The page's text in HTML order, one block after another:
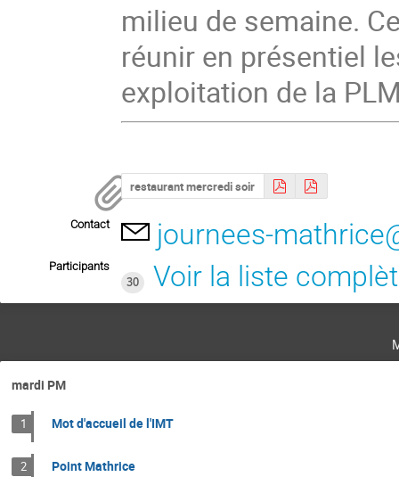
milieu de semaine.
réunir en présentiel
exploitation de la
restaurant mercredi soir
Contact journees-
Participants
30
Voir la liste
mardi PM
1 Mot d'accueil de l'IMT
2 Point Mathrice